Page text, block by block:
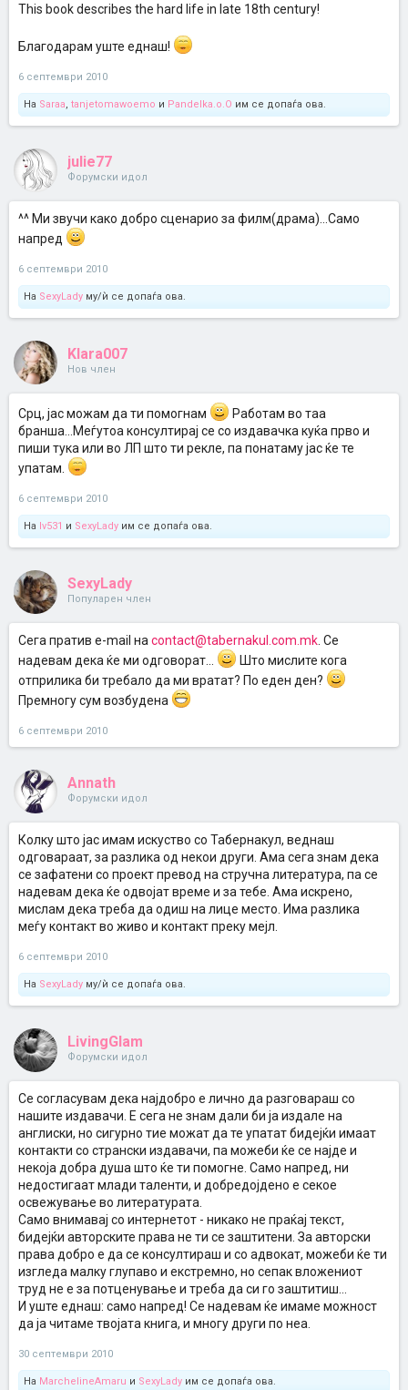
This book describes the hard life in late 18th century!
Благодарам уште еднаш!
6 септември 2010
На Saraa, tanjetomawoemo и Pandelka.o.O им се допаѓа ова.
julie77
Форумски идол
^^ Ми звучи како добро сценарио за филм(драма)...Само
напред
6 септември 2010
На SexyLady му/ѝ се допаѓа ова.
Klara007
Нов член
Срц, јас можам да ти помогнам
Работам во таа
бранша...Меѓутоа консултирај се со издавачка куќа прво и
пиши тука или во ЛП што ти рекле, па понатаму јас ќе те
упатам.
6 септември 2010
На Iv531 и SexyLady им се допаѓа ова.
SexyLady
Популарен член
Сега пратив e-mail на contact@tabernakul.com.mk . Се
надевам дека ќе ми одговорат...
Што мислите кога
отприлика би требало да ми вратат? По еден ден?
Премногу сум возбудена
6 септември 2010
Annath
Форумски идол
Колку што јас имам искуство со Табернакул, веднаш
одговараат, за разлика од некои други. Ама сега знам дека
се зафатени со проект превод на стручна литература, па се
надевам дека ќе одвојат време и за тебе. Ама искрено,
мислам дека треба да одиш на лице место. Има разлика
меѓу контакт во живо и контакт преку мејл.
6 септември 2010
На SexyLady му/ѝ се допаѓа ова.
LivingGlam
Форумски идол
Се согласувам дека најдобро е лично да разговараш со
нашите издавачи. Е сега не знам дали би ја издале на
англиски, но сигурно тие можат да те упатат бидејќи имаат
контакти со странски издавачи, па можеби ќе се најде и
некоја добра душа што ќе ти помогне. Само напред, ни
недостигаат млади таленти, и добредојдено е секое
освежување во литературата.
Само внимавај со интернетот - никако не праќај текст,
бидејќи авторските права не ти се заштитени. За авторски
права добро е да се консултираш и со адвокат, можеби ќе ти
изгледа малку глупаво и екстремно, но сепак вложениот
труд не е за потценување и треба да си го заштитиш...
И уште еднаш: само напред! Се надевам ќе имаме можност
да ја читаме твојата книга, и многу други по неа.
30 септември 2010
На MarchelineAmaru и SexyLady им се допаѓа ова.